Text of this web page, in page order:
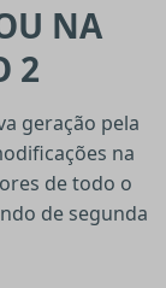
NA
2
geração pela
na
de todo o
de segunda